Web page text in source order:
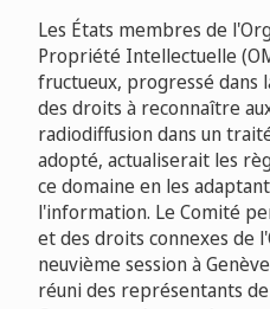
Les États membres de
Propriété Intellectuelle
fructueux, progressé dans
des droits à reconnaître
radiodiffusion dans un
adopté, actualiserait les
ce domaine en les
l'information. Le Comité
et des droits connexes de
neuvième session à
réuni des représentants